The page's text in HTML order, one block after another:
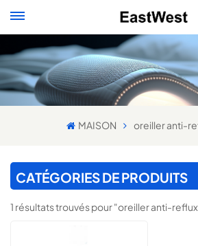
MAISON oreiller anti-
CATÉGORIES DE PRODUITS
1 résultats trouvés pour "oreiller anti-